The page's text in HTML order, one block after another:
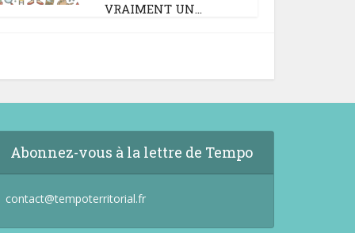
VRAIMENT UN...
Abonnez-vous à la lettre de Tempo
contact@tempoterritorial.fr